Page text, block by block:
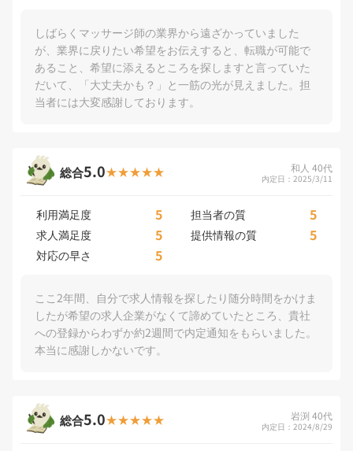
しばらくマッサージ師の業界から遠ざかっていました
が、業界に戻りたい希望をお伝えすると、転職が可能で
あること、希望に添えるところを探しますと言っていた
だいて、「大丈夫かも？」と一筋の光が見えました。担
当者には大変感謝しております。
総合5.0 和人 40代
内定日：2025/3/11
利用満足度 5 担当者の質 5
求人満足度 5 提供情報の質 5
対応の早さ 5
ここ2年間、自分で求人情報を探したり随分時間をかけま
したが希望の求人企業がなくて諦めていたところ、貴社
への登録からわずか約2週間で内定通知をもらいました。
本当に感謝しかないです。
総合5.0 岩渕 40代
内定日：2024/8/29